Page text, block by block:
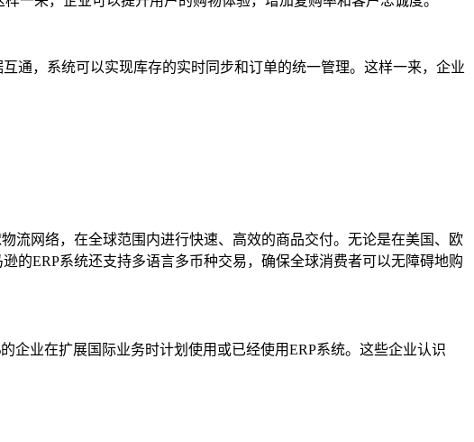
通，系统可以实现库存的实时同步和订单的统一管理。这样一来，企业
流网络，在全球范围内进行快速、高效的商品交付。无论是在美国、欧
的ERP系统还支持多语言多币种交易，确保全球消费者可以无障碍地购
企业在扩展国际业务时计划使用或已经使用ERP系统。这些企业认识